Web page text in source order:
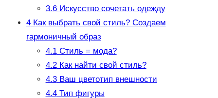
3.6Искусство сочетать одежду
4Как выбрать свой стиль? Создаем
гармоничный образ
4.1Стиль = мода?
4.2Как найти свой стиль?
4.3Ваш цветотип внешности
4.4Тип фигуры